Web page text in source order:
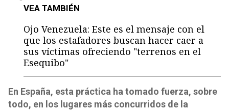
VEA TAMBIÉN
Ojo Venezuela: Este es el mensaje con el
que los estafadores buscan hacer caer a
sus víctimas ofreciendo "terrenos en el
Esequibo"
En España, esta práctica ha tomado fuerza, sobre
todo, en los lugares más concurridos de la